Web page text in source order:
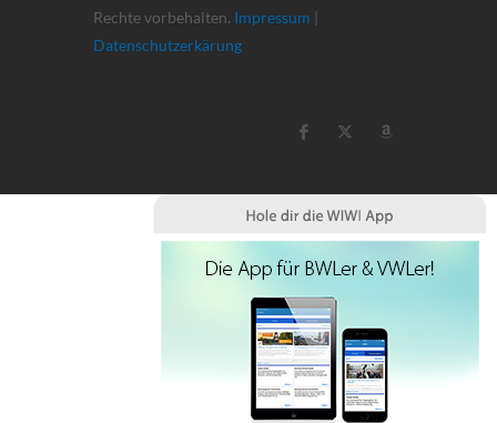
Rechte vorbehalten. Impressum |
Datenschutzerkärung